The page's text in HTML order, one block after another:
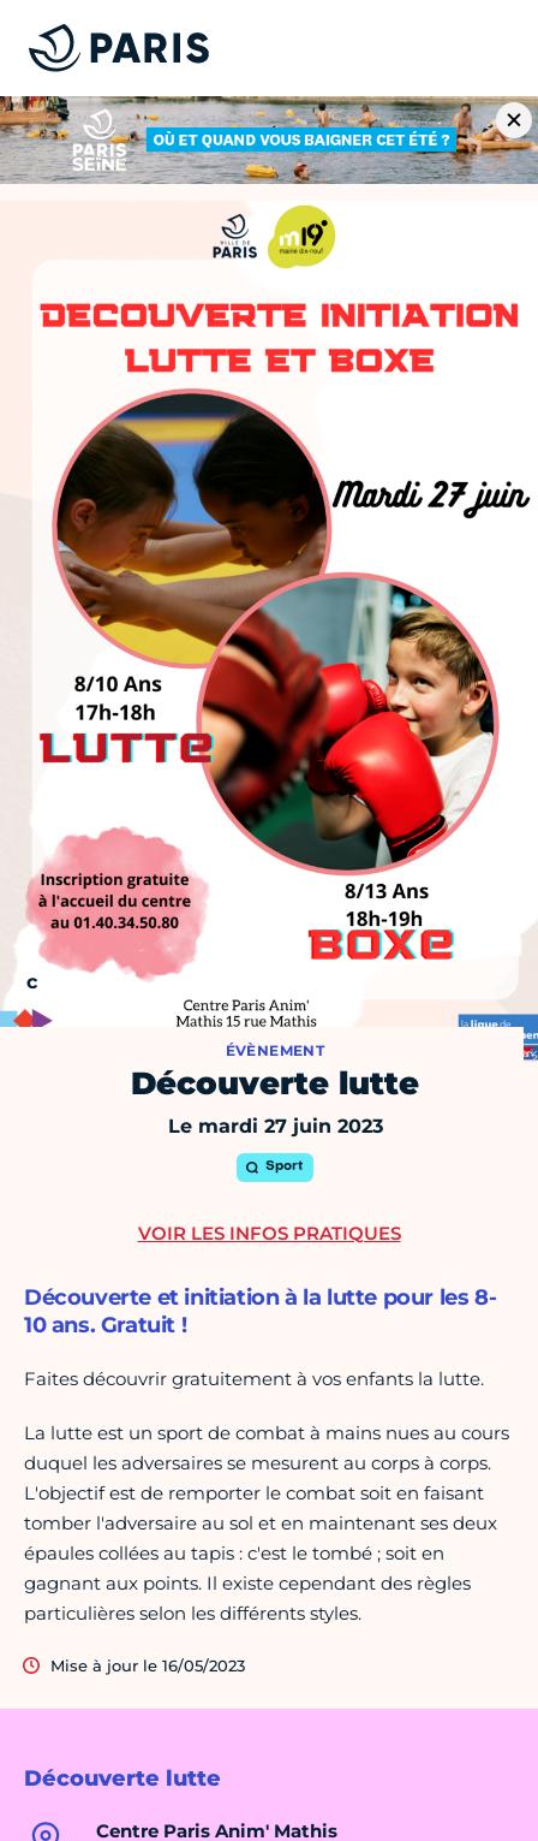
ÉVÈNEMENT
Découverte lutte
Le mardi 27 juin 2023
Sport
Découverte lutte
Centre Paris Anim' Mathis
Découverte et initiation à la lutte pour les 8-
10 ans. Gratuit !
Faites découvrir gratuitement à vos enfants la lutte.
La lutte est un sport de combat à mains nues au cours
duquel les adversaires se mesurent au corps à corps.
L'objectif est de remporter le combat soit en faisant
tomber l'adversaire au sol et en maintenant ses deux
épaules collées au tapis : c'est le tombé ; soit en
gagnant aux points. Il existe cependant des règles
particulières selon les différents styles.
Mise à jour le 16/05/2023
VOIR LES INFOS PRATIQUES